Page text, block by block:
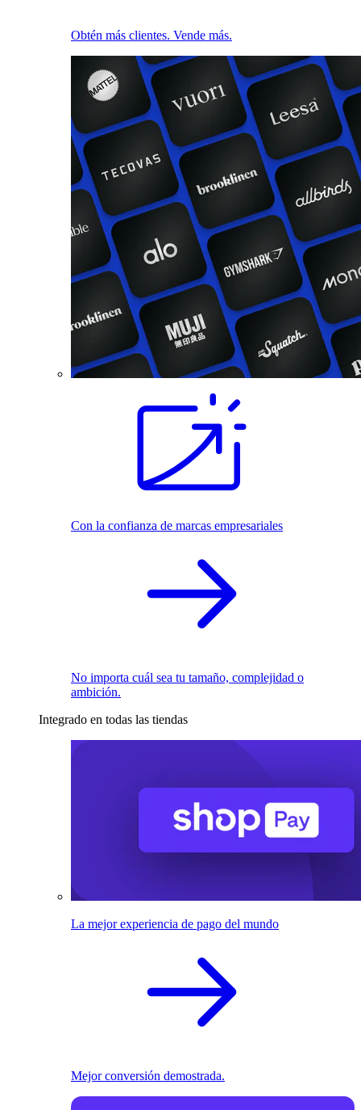
Obtén más clientes. Vende más.
Con la confianza de marcas empresariales
No importa cuál sea tu tamaño, complejidad o
ambición.
Integrado en todas las tiendas
La mejor experiencia de pago del mundo
Mejor conversión demostrada.